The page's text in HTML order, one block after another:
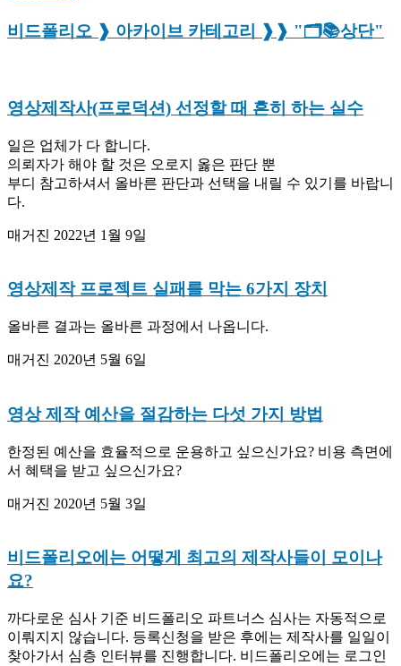
비드폴리오 ❱ 아카이브 카테고리 ❱❱ "🗂️📚상단"
영상제작사(프로덕션) 선정할 때 흔히 하는 실수
일은 업체가 다 합니다.
의뢰자가 해야 할 것은 오로지 옳은 판단 뿐
부디 참고하셔서 올바른 판단과 선택을 내릴 수 있기를 바랍니
다.
매거진 2022년 1월 9일
영상제작 프로젝트 실패를 막는 6가지 장치
올바른 결과는 올바른 과정에서 나옵니다.
매거진 2020년 5월 6일
영상 제작 예산을 절감하는 다섯 가지 방법
한정된 예산을 효율적으로 운용하고 싶으신가요? 비용 측면에
서 혜택을 받고 싶으신가요?
매거진 2020년 5월 3일
비드폴리오에는 어떻게 최고의 제작사들이 모이나
요?
까다로운 심사 기준 비드폴리오 파트너스 심사는 자동적으로
이뤄지지 않습니다. 등록신청을 받은 후에는 제작사를 일일이
찾아가서 심층 인터뷰를 진행합니다. 비드폴리오에는 로그인